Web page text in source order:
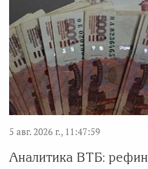
5 авг. 2026 г., 11:47:59
Аналитика ВТБ: